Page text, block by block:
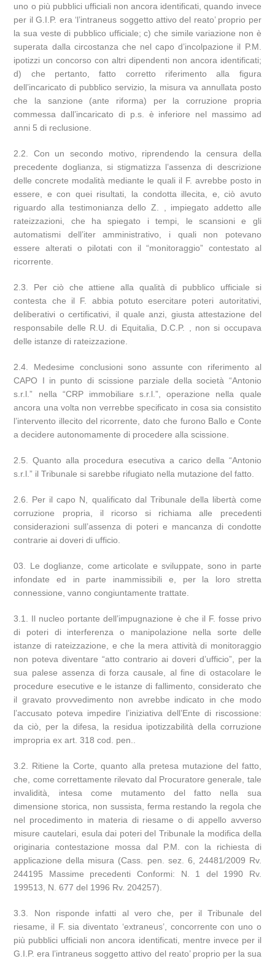
uno o più pubblici ufficiali non ancora identificati, quando invece
per il G.I.P. era ‘l’intraneus soggetto attivo del reato’ proprio per
la sua veste di pubblico ufficiale; c) che simile variazione non è
superata dalla circostanza che nel capo d’incolpazione il P.M.
ipotizzi un concorso con altri dipendenti non ancora identificati;
d) che pertanto, fatto corretto riferimento alla figura
dell’incaricato di pubblico servizio, la misura va annullata posto
che la sanzione (ante riforma) per la corruzione propria
commessa dall’incaricato di p.s. è inferiore nel massimo ad
anni 5 di reclusione.
2.2. Con un secondo motivo, riprendendo la censura della
precedente doglianza, si stigmatizza l’assenza di descrizione
delle concrete modalità mediante le quali il F. avrebbe posto in
essere, e con quei risultati, la condotta illecita, e, ciò avuto
riguardo alla testimonianza dello Z. , impiegato addetto alle
rateizzazioni, che ha spiegato i tempi, le scansioni e gli
automatismi dell’iter amministrativo, i quali non potevano
essere alterati o pilotati con il “monitoraggio” contestato al
ricorrente.
2.3. Per ciò che attiene alla qualità di pubblico ufficiale si
contesta che il F. abbia potuto esercitare poteri autoritativi,
deliberativi o certificativi, il quale anzi, giusta attestazione del
responsabile delle R.U. di Equitalia, D.C.P. , non si occupava
delle istanze di rateizzazione.
2.4. Medesime conclusioni sono assunte con riferimento al
CAPO I in punto di scissione parziale della società “Antonio
s.r.l.” nella “CRP immobiliare s.r.l.”, operazione nella quale
ancora una volta non verrebbe specificato in cosa sia consistito
l’intervento illecito del ricorrente, dato che furono Ballo e Conte
a decidere autonomamente di procedere alla scissione.
2.5. Quanto alla procedura esecutiva a carico della “Antonio
s.r.l.” il Tribunale si sarebbe rifugiato nella mutazione del fatto.
2.6. Per il capo N, qualificato dal Tribunale della libertà come
corruzione propria, il ricorso si richiama alle precedenti
considerazioni sull’assenza di poteri e mancanza di condotte
contrarie ai doveri di ufficio.
Le doglianze, come articolate e sviluppate, sono in parte
infondate ed in parte inammissibili e, per la loro stretta
connessione, vanno congiuntamente trattate.
3.1. Il nucleo portante dell’impugnazione è che il F. fosse privo
di poteri di interferenza o manipolazione nella sorte delle
istanze di rateizzazione, e che la mera attività di monitoraggio
non poteva diventare “atto contrario ai doveri d’ufficio”, per la
sua palese assenza di forza causale, al fine di ostacolare le
procedure esecutive e le istanze di fallimento, considerato che
il gravato provvedimento non avrebbe indicato in che modo
l’accusato poteva impedire l’iniziativa dell’Ente di riscossione:
da ciò, per la difesa, la residua ipotizzabilità della corruzione
impropria ex art. 318 cod. pen..
3.2. Ritiene la Corte, quanto alla pretesa mutazione del fatto,
che, come correttamente rilevato dal Procuratore generale, tale
invalidità, intesa come mutamento del fatto nella sua
dimensione storica, non sussista, ferma restando la regola che
nel procedimento in materia di riesame o di appello avverso
misure cautelari, esula dai poteri del Tribunale la modifica della
originaria contestazione mossa dal P.M. con la richiesta di
applicazione della misura (Cass. pen. sez. 6, 24481/2009 Rv.
244195 Massime precedenti Conformi: N. 1 del 1990 Rv.
199513, N. 677 del 1996 Rv. 204257).
3.3. Non risponde infatti al vero che, per il Tribunale del
riesame, il F. sia diventato ‘extraneus’, concorrente con uno o
più pubblici ufficiali non ancora identificati, mentre invece per il
G.I.P. era l’intraneus soggetto attivo del reato’ proprio per la sua